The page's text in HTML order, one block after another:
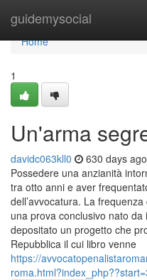
guidemysocial
Home
Home
1
Un'arma
davidc063kll0 630 days ago
Possedere una anzianità
tra otto anni e aver
dell’avvocatura. La
una prova conclusivo nato
depositato un progetto che
Repubblica il cui libro venne
https://